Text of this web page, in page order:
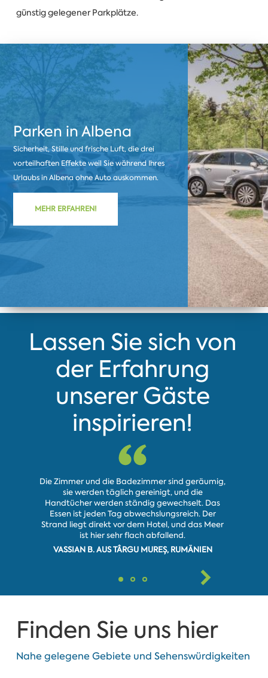
günstig gelegener Parkplätze.
Parken in Albena
Sicherheit, Stille und frische Luft, die drei
vorteilhaften Effekte weil Sie während Ihres
Urlaubs in Albena ohne Auto auskommen.
MEHR ERFAHREN!
Lassen Sie sich von
der Erfahrung
unserer Gäste
inspirieren!
Die Zimmer und die Badezimmer sind geräumig,
sie werden täglich gereinigt, und die
Handtücher werden ständig gewechselt. Das
Essen ist jeden Tag abwechslungsreich. Der
Strand liegt direkt vor dem Hotel, und das Meer
ist hier sehr flach abfallend.
VASSIAN B. AUS TÂRGU MUREȘ, RUMÄNIEN
Finden Sie uns hier
Nahe gelegene Gebiete und Sehenswürdigkeiten